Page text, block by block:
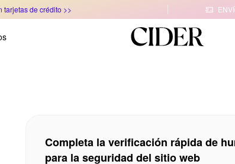
tarjetas de crédito >>
Completa la verificación rápida de
para la seguridad del sitio web